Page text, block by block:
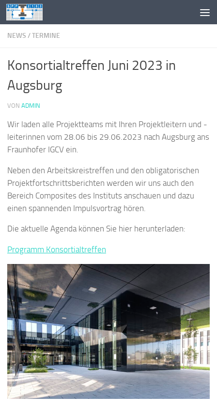
Zum Inhalt springen
NEWS /TERMINE
Konsortialtreffen Juni 2023 in
Augsburg
VON ADMIN
Wir laden alle Projektteams mit Ihren Projektleitern und -
leiterinnen vom 28.06 bis 29.06.2023 nach Augsburg ans
Fraunhofer IGCV ein.
Neben den Arbeitskreistreffen und den obligatorischen
Projektfortschrittsberichten werden wir uns auch den
Bereich Composites des Instituts anschauen und dazu
einen spannenden Impulsvortrag hören.
Die aktuelle Agenda können Sie hier herunterladen:
Programm Konsortialtreffen